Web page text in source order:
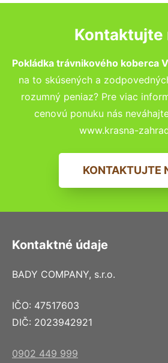
Kontaktujte
Pokládka trávnikového koberca
na to skúsených a
rozumný peniaz? Pre viac
cenovú ponuku nás
www.krasna-
KONTAKTUJTE
Kontaktné údaje
BADY COMPANY, s.r.o.
IČO: 47517603
DIČ: 2023942921
0902 449 999